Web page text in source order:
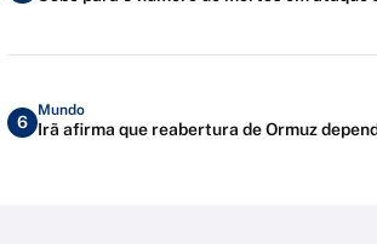
6
Mundo
Irã afirma que reabertura de Ormuz